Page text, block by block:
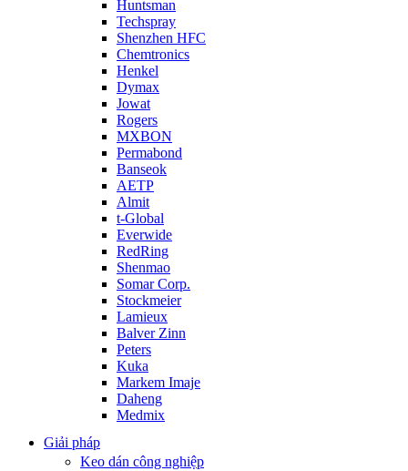
Huntsman
Techspray
Shenzhen HFC
Chemtronics
Henkel
Dymax
Jowat
Rogers
MXBON
Permabond
Banseok
AETP
Almit
t-Global
Everwide
RedRing
Shenmao
Somar Corp.
Stockmeier
Lamieux
Balver Zinn
Peters
Kuka
Markem Imaje
Daheng
Medmix
Giải pháp
Keo dán công nghiệp